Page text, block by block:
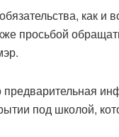
как и
просьбой
предварительная
под школой,